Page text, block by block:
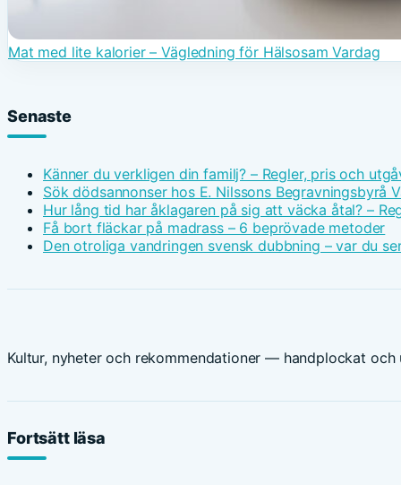
Mat med lite kalorier – Vägledning för Hälsosam Vardag
Senaste
Känner du verkligen din familj? – Regler, pris och
Sök dödsannonser hos E. Nilssons Begravningsbyrå
Hur lång tid har åklagaren på sig att väcka åtal? –
Få bort fläckar på madrass – 6 beprövade metoder
Den otroliga vandringen svensk dubbning – var du
Kultur, nyheter och rekommendationer — handplockat
Fortsätt läsa